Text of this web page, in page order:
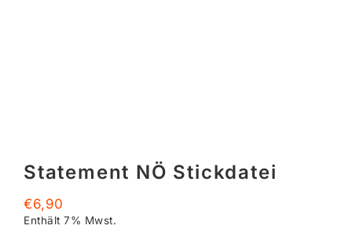
Statement NÖ Stickdatei
€6,90
Enthält 7% Mwst.